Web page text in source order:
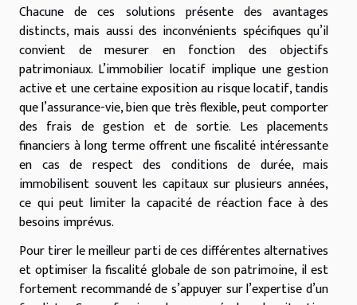
Chacune de ces solutions présente des avantages
distincts, mais aussi des inconvénients spécifiques qu’il
convient de mesurer en fonction des objectifs
patrimoniaux. L’immobilier locatif implique une gestion
active et une certaine exposition au risque locatif, tandis
que l’assurance-vie, bien que très flexible, peut comporter
des frais de gestion et de sortie. Les placements
financiers à long terme offrent une fiscalité intéressante
en cas de respect des conditions de durée, mais
immobilisent souvent les capitaux sur plusieurs années,
ce qui peut limiter la capacité de réaction face à des
besoins imprévus.
Pour tirer le meilleur parti de ces différentes alternatives
et optimiser la fiscalité globale de son patrimoine, il est
fortement recommandé de s’appuyer sur l’expertise d’un